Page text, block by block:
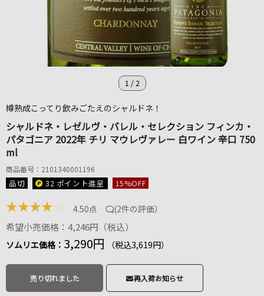
1 / 2
樽熟成こってり飲みごたえのシャルドネ！
シャルドネ・レゼルヴ・バレル・セレクション フィンカ・
パタゴニア 2022年 チリ マウレヴァレー 白ワイン 辛口 750
ml
商品番号：2101340001196
品切 32 ポイント進呈 15%OFF
★★★★☆ 4.50点 (2件の評価）
希望小売価格：4,246円（税込）
ソムリエ価格： 3,290円 （税込3,619円）
売り切れました 再入荷お知らせ